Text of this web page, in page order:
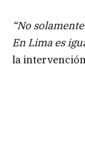
“No
En Lima es
la